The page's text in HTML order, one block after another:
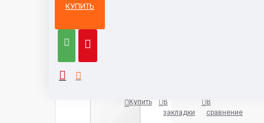
КУПИТЬ
категории
Купить
В
закладки
В
сравнение